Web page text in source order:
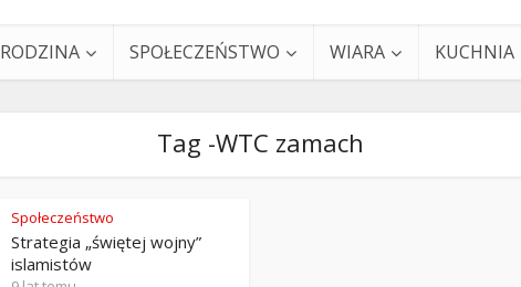
RODZINA SPOŁECZEŃSTWO WIARA KUCHNIA
Tag -WTC zamach
Społeczeństwo
Strategia „świętej wojny”
islamistów